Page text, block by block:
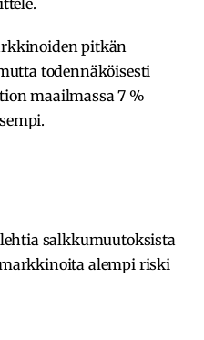
pitkän
todennäköisesti
maailmassa 7 %
salkkumuutoksista
alempi riski